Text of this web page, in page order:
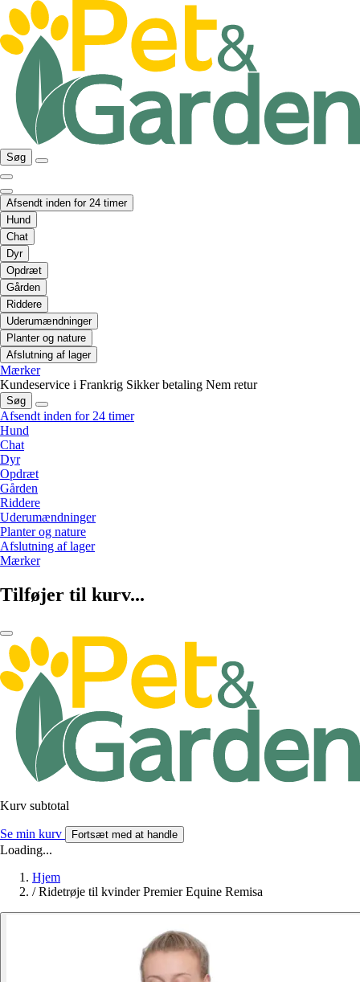
Søg
Afsendt inden for 24 timer
Hund
Chat
Dyr
Opdræt
Gården
Riddere
Uderumændninger
Planter og nature
Afslutning af lager
Mærker
Kundeservice i Frankrig Sikker betaling Nem retur
Søg
Afsendt inden for 24 timer
Hund
Chat
Dyr
Opdræt
Gården
Riddere
Uderumændninger
Planter og nature
Afslutning af lager
Mærker
Tilføjer til kurv...
Kurv subtotal
Se min kurv Fortsæt med at handle
Loading...
Hjem
/ Ridetrøje til kvinder Premier Equine Remisa